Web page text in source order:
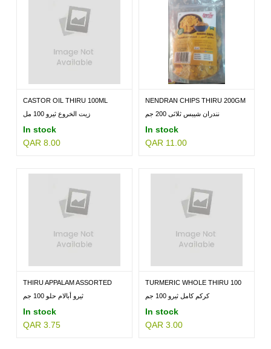
CASTOR OIL THIRU 100ML
زيت الخروع ثيرو 100 مل
In stock
QAR 8.00
NENDRAN CHIPS THIRU 200GM
نندران شيبس ثلاثى 200 جم
In stock
QAR 11.00
THIRU APPALAM ASSORTED
100GM ثيرو أبالام حلو 100 جم
In stock
QAR 3.75
TURMERIC WHOLE THIRU 100
كركم كامل ثيرو 100 جم
In stock
QAR 3.00